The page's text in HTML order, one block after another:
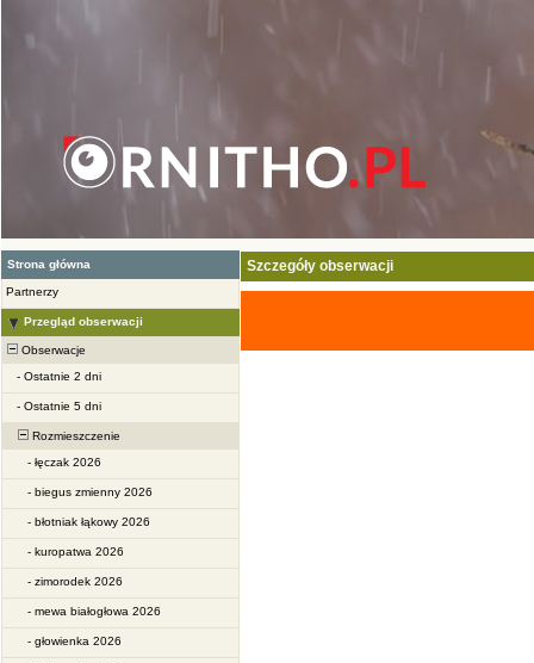
Strona główna
Partnerzy
Przegląd obserwacji
Obserwacje
- Ostatnie 2 dni
- Ostatnie 5 dni
Rozmieszczenie
- łęczak 2026
- biegus zmienny 2026
- błotniak łąkowy 2026
- kuropatwa 2026
- zimorodek 2026
- mewa białogłowa 2026
- głowienka 2026
Szczegóły obserwacji